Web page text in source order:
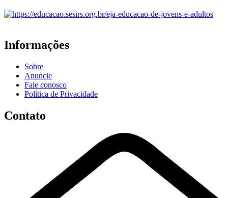
Informações
Sobre
Anuncie
Fale conosco
Política de Privacidade
Contato